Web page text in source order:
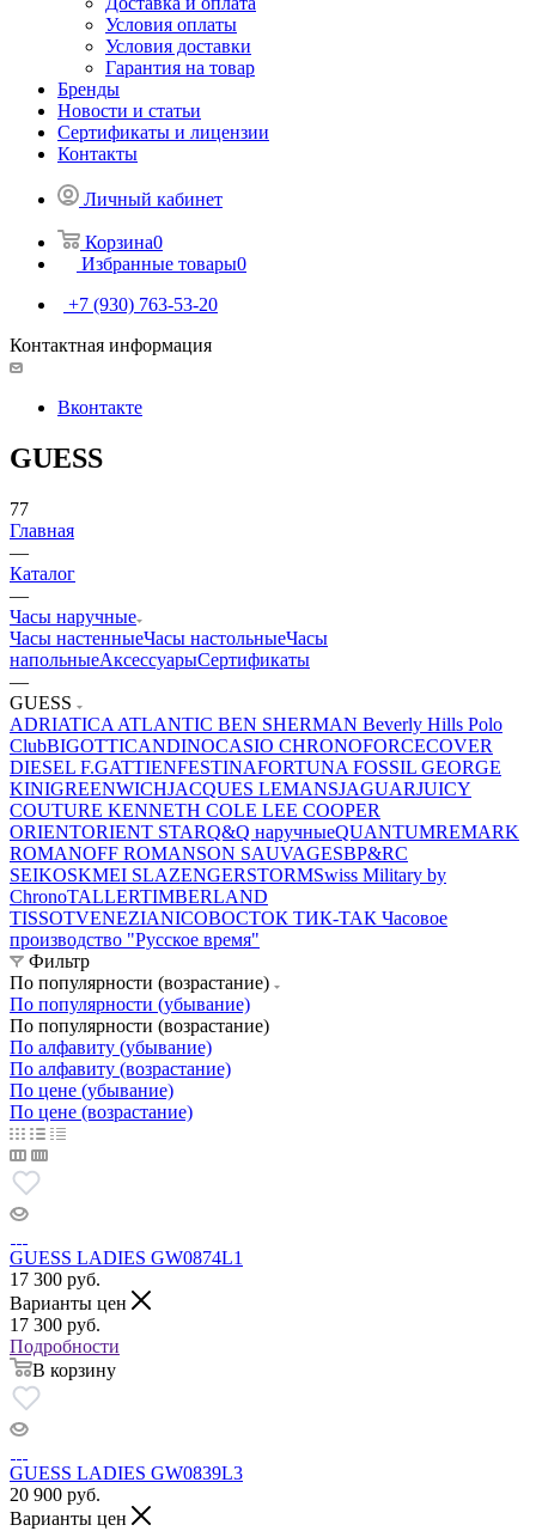
Условия оплаты
Условия доставки
Гарантия на товар
Бренды
Новости и статьи
Сертификаты и лицензии
Контакты
Личный кабинет
Корзина0
Избранные товары0
+7 (930) 763-53-20
Контактная информация
Вконтакте
GUESS
77
Главная
—
Каталог
—
Часы наручные
Часы настенныеЧасы настольныеЧасы
напольныеАксессуарыСертификаты
—
GUESS
ADRIATICA ATLANTIC BEN SHERMAN Beverly Hills Polo
ClubBIGOTTICANDINOCASIO CHRONOFORCECOVER
DIESEL F.GATTIENFESTINAFORTUNA FOSSIL GEORGE
KINIGREENWICHJACQUES LEMANSJAGUARJUICY
COUTURE KENNETH COLE LEE COOPER
ORIENTORIENT STARQ&Q наручныеQUANTUMREMARK
ROMANOFF ROMANSON SAUVAGESBP&RC
SEIKOSKMEI SLAZENGERSTORMSwiss Military by
ChronoTALLERTIMBERLAND
TISSOTVENEZIANICOВОСТОК ТИК-ТАК Часовое
производство "Русское время"
Фильтр
По популярности (возрастание)
По популярности (убывание)
По популярности (возрастание)
По алфавиту (убывание)
По алфавиту (возрастание)
По цене (убывание)
По цене (возрастание)
GUESS LADIES GW0874L1
17 300 руб.
Варианты цен
17 300 руб.
Подробности
В корзину
GUESS LADIES GW0839L3
20 900 руб.
Варианты цен